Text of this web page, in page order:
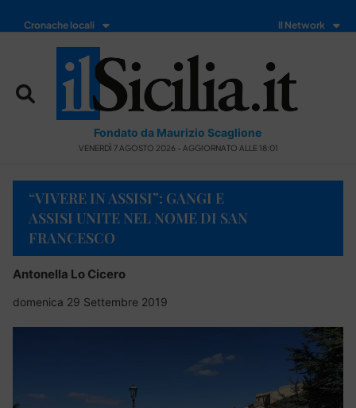
Cronache locali Il Network
Fondato da Maurizio Scaglione
VENERDÌ 7 AGOSTO 2026 - AGGIORNATO ALLE 18:01
“VIVERE IN ASSISI”: GANGI E
ASSISI UNITE NEL NOME DI SAN
FRANCESCO
Antonella Lo Cicero
domenica 29 Settembre 2019